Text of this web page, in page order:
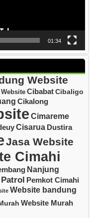
01:34
Website
Website CibabatCibaligo
Cikalong
Cimareme
Cisarua Dustira
Jasa Website
Cimahi
Nanjung
Patrol Pemkot Cimahi
Website bandung
Website Murah